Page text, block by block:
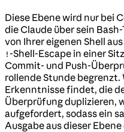
Diese Ebene wird nur bei
die Claude über sein
von Ihrer eigenen Shell
! -Shell-Escape in einer
Commit- und Push-
rollende Stunde
Erkenntnisse findet, die
Überprüfung duplizieren,
aufgefordert, sodass ein
Ausgabe aus dieser